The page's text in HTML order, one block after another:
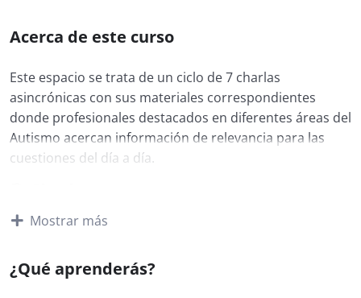
Acerca de este curso
Este espacio se trata de un ciclo de 7 charlas
asincrónicas con sus materiales correspondientes
donde profesionales destacados en diferentes áreas del
Autismo acercan información de relevancia para las
cuestiones del día a día.
Supervisión de un tratamiento óptimo: Dra.
Con esta clase se abrirá el ciclo de 7 charlas que
Mostrar más
¿Qué aprenderás?